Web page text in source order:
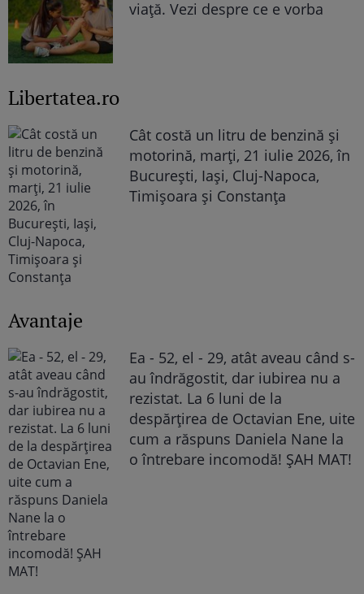
viață. Vezi despre ce e vorba
Libertatea.ro
Cât costă un litru de benzină și
motorină, marți, 21 iulie 2026, în
București, Iași, Cluj-Napoca,
Timișoara și Constanța
Avantaje
Ea - 52, el - 29, atât aveau când s-
au îndrăgostit, dar iubirea nu a
rezistat. La 6 luni de la
despărțirea de Octavian Ene, uite
cum a răspuns Daniela Nane la
o întrebare incomodă! ȘAH MAT!